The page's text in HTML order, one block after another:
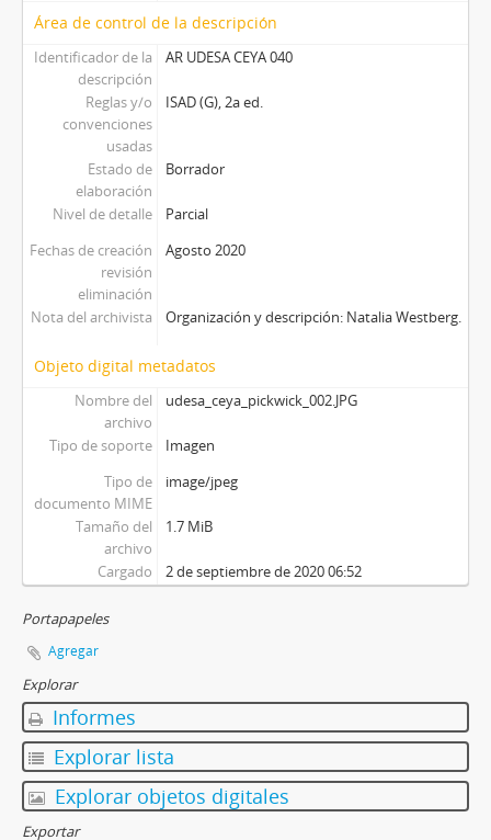
Área de control de la descripción
Identificador de la
descripción
AR UDESA CEYA 040
Reglas y/o
convenciones
usadas
ISAD (G), 2a ed.
Estado de
elaboración
Borrador
Nivel de detalle
Parcial
Fechas de creación
revisión
eliminación
Agosto 2020
Nota del archivista Organización y descripción: Natalia Westberg.
Objeto digital metadatos
Nombre del
archivo
udesa_ceya_pickwick_002.JPG
Tipo de soporte
Imagen
Tipo de
documento MIME
image/jpeg
Tamaño del
archivo
1.7 MiB
Cargado 2 de septiembre de 2020 06:52
Portapapeles
Agregar
Explorar
Informes
Explorar lista
Explorar objetos digitales
Exportar